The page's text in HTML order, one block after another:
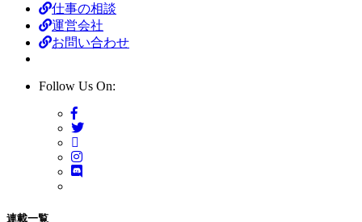
仕事の相談
運営会社
お問い合わせ
Follow Us On:
連載一覧